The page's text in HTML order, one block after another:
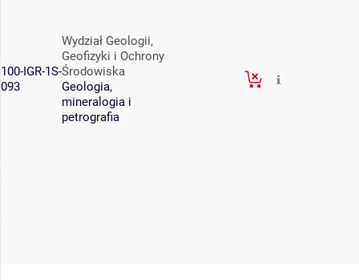
100-IGR-1S-
093
Wydział Geologii,
Geofizyki i Ochrony
Środowiska
Geologia,
mineralogia i
petrografia